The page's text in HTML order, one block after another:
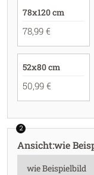
78x120 cm
78,99 €
52x80 cm
50,99 €
2
Ansicht:wie